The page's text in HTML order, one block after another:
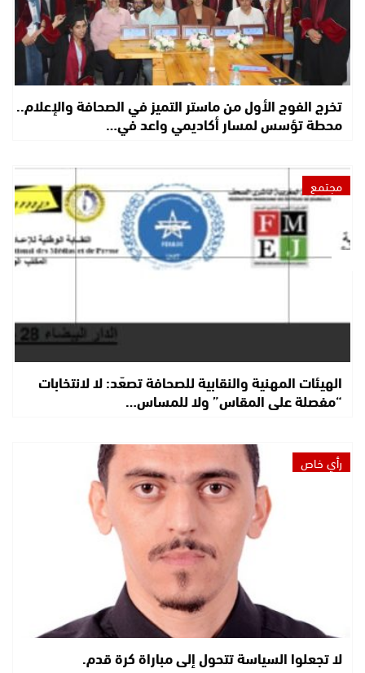
تخرج الفوج الأول من ماستر التميز في الصحافة والإعلام..
محطة تؤسس لمسار أكاديمي واعد في…
مجتمع
الهيئات المهنية والنقابية للصحافة تصعّد: لا لانتخابات
“مفصلة على المقاس” ولا للمساس…
رأي خاص
لا تجعلوا السياسة تتحول إلى مباراة كرة قدم.